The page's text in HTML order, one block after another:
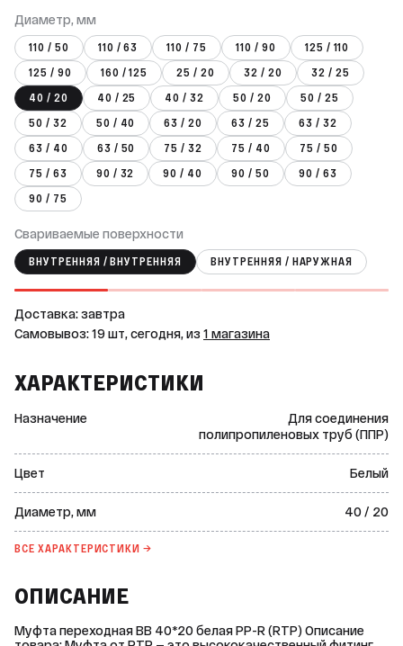
Диаметр, мм
110 / 50 110 / 63 110 / 75 110 / 90
125 / 110
125 / 90
160 / 125 25 / 20 32 / 20
32 / 25
40 / 20
40 / 25 40 / 32 50 / 20
50 / 25
50 / 32
50 / 40 63 / 20 63 / 25
63 / 32
63 / 40
63 / 50 75 / 32 75 / 40
75 / 50
75 / 63
90 / 32 90 / 40 90 / 50
90 / 63
90 / 75
Свариваемые поверхности
ВНУТРЕННЯЯ / ВНУТРЕННЯЯ ВНУТРЕННЯЯ / НАРУЖНАЯ
Доставка: завтра
Самовывоз: 19 шт, сегодня, из 1 магазина
ХАРАКТЕРИСТИКИ
Назначение
Для соединения
полипропиленовых труб (ППР)
Цвет Белый
Диаметр, мм 40 / 20
ВСЕ ХАРАКТЕРИСТИКИ →
ОПИСАНИЕ
Муфта переходная ВВ 40*20 белая PP-R (RTP) Описание